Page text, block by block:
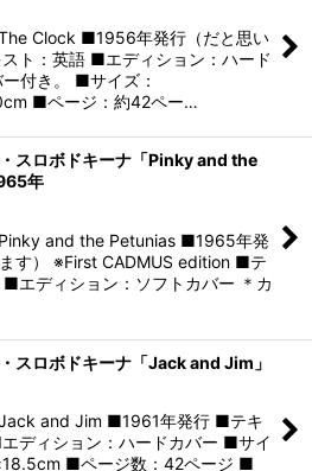
Clock ■1956年発行（だと思い
ト：英語 ■エディション：ハード
付き。 ■サイズ：
■ページ：約42ペー…
スロボドキーナ「Pinky and the
年
and the Petunias ■1965年発
す） ※First CADMUS edition ■テ
エディション：ソフトカバー ＊カ
スロボドキーナ「Jack and Jim」
and Jim ■1961年発行 ■テキ
ディション：ハードカバー ■サイ
■ページ数：42ページ ■